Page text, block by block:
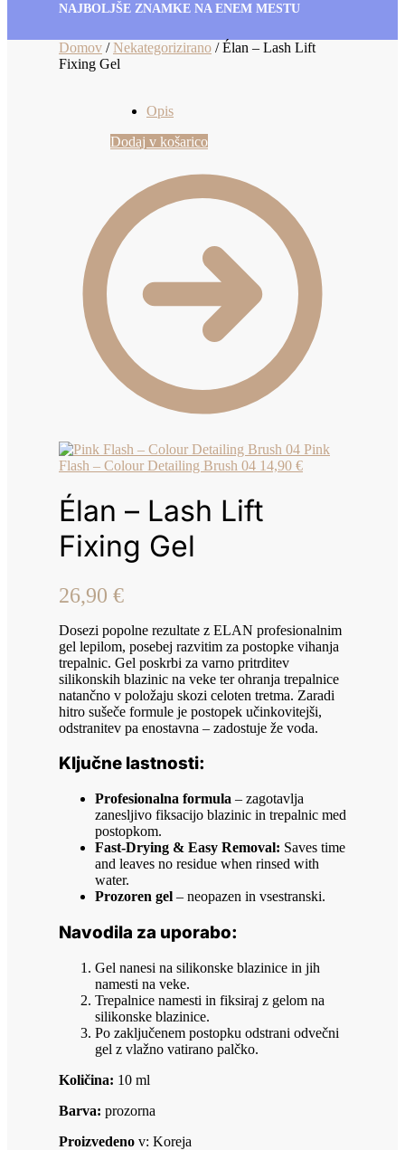
NAJBOLJŠE ZNAMKE NA ENEM MESTU
Domov /Nekategorizirano /Élan – Lash Lift
Fixing Gel
Opis
Dodaj v košarico
Pink
Flash – Colour Detailing Brush 04 14,90 €
Élan – Lash Lift
Fixing Gel
26,90 €
Dosezi popolne rezultate z ELAN profesionalnim
gel lepilom, posebej razvitim za postopke vihanja
trepalnic. Gel poskrbi za varno pritrditev
silikonskih blazinic na veke ter ohranja trepalnice
natančno v položaju skozi celoten tretma. Zaradi
hitro sušeče formule je postopek učinkovitejši,
odstranitev pa enostavna – zadostuje že voda.
Ključne lastnosti:
Profesionalna formula – zagotavlja
zanesljivo fiksacijo blazinic in trepalnic med
postopkom.
Fast-Drying & Easy Removal: Saves time
and leaves no residue when rinsed with
water.
Prozoren gel – neopazen in vsestranski.
Navodila za uporabo:
Gel nanesi na silikonske blazinice in jih
namesti na veke.
Trepalnice namesti in fiksiraj z gelom na
silikonske blazinice.
Po zaključenem postopku odstrani odvečni
gel z vlažno vatirano palčko.
Količina: 10 ml
Barva: prozorna
Proizvedeno v: Koreja